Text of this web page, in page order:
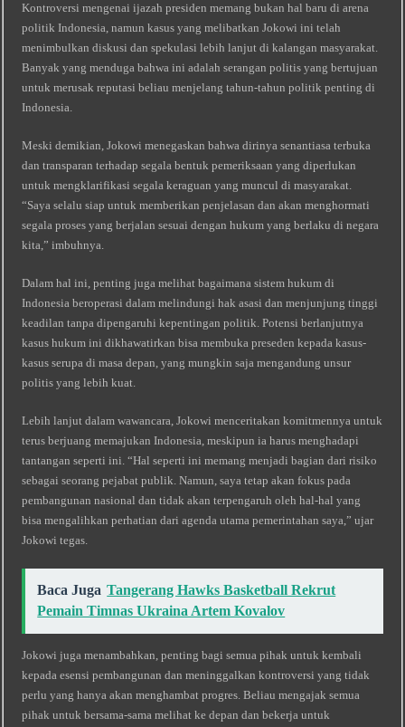
Kontroversi mengenai ijazah presiden memang bukan hal baru di arena
politik Indonesia, namun kasus yang melibatkan Jokowi ini telah
menimbulkan diskusi dan spekulasi lebih lanjut di kalangan masyarakat.
Banyak yang menduga bahwa ini adalah serangan politis yang bertujuan
untuk merusak reputasi beliau menjelang tahun-tahun politik penting di
Indonesia.
Meski demikian, Jokowi menegaskan bahwa dirinya senantiasa terbuka
dan transparan terhadap segala bentuk pemeriksaan yang diperlukan
untuk mengklarifikasi segala keraguan yang muncul di masyarakat.
“Saya selalu siap untuk memberikan penjelasan dan akan menghormati
segala proses yang berjalan sesuai dengan hukum yang berlaku di negara
kita,” imbuhnya.
Dalam hal ini, penting juga melihat bagaimana sistem hukum di
Indonesia beroperasi dalam melindungi hak asasi dan menjunjung tinggi
keadilan tanpa dipengaruhi kepentingan politik. Potensi berlanjutnya
kasus hukum ini dikhawatirkan bisa membuka preseden kepada kasus-
kasus serupa di masa depan, yang mungkin saja mengandung unsur
politis yang lebih kuat.
Lebih lanjut dalam wawancara, Jokowi menceritakan komitmennya untuk
terus berjuang memajukan Indonesia, meskipun ia harus menghadapi
tantangan seperti ini. “Hal seperti ini memang menjadi bagian dari risiko
sebagai seorang pejabat publik. Namun, saya tetap akan fokus pada
pembangunan nasional dan tidak akan terpengaruh oleh hal-hal yang
bisa mengalihkan perhatian dari agenda utama pemerintahan saya,” ujar
Jokowi tegas.
Baca Juga Tangerang Hawks Basketball Rekrut
Pemain Timnas Ukraina Artem Kovalov
Jokowi juga menambahkan, penting bagi semua pihak untuk kembali
kepada esensi pembangunan dan meninggalkan kontroversi yang tidak
perlu yang hanya akan menghambat progres. Beliau mengajak semua
pihak untuk bersama-sama melihat ke depan dan bekerja untuk